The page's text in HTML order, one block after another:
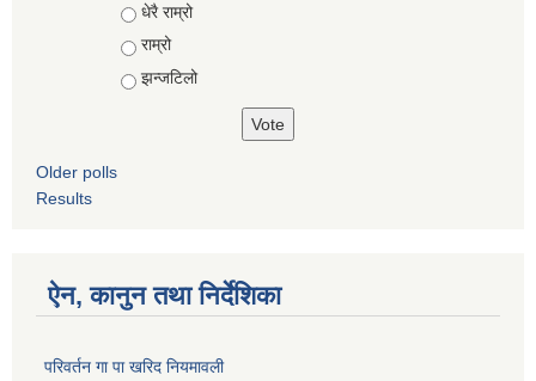
Choices
धेरै राम्रो
राम्रो
झन्जटिलो
Older polls
Results
ऐन, कानुन तथा निर्देशिका
परिवर्तन गा पा खरिद नियमावली